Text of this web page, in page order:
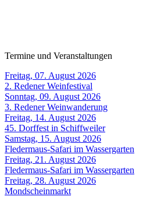
Termine und Veranstaltungen
Freitag, 07. August 2026
2. Redener Weinfestival
Sonntag, 09. August 2026
3. Redener Weinwanderung
Freitag, 14. August 2026
45. Dorffest in Schiffweiler
Samstag, 15. August 2026
Fledermaus-Safari im Wassergarten
Freitag, 21. August 2026
Fledermaus-Safari im Wassergarten
Freitag, 28. August 2026
Mondscheinmarkt